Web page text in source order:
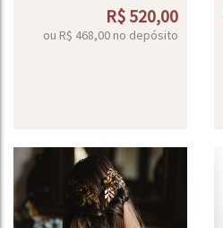
R$ 520,00
ou R$ 468,00 no depósito